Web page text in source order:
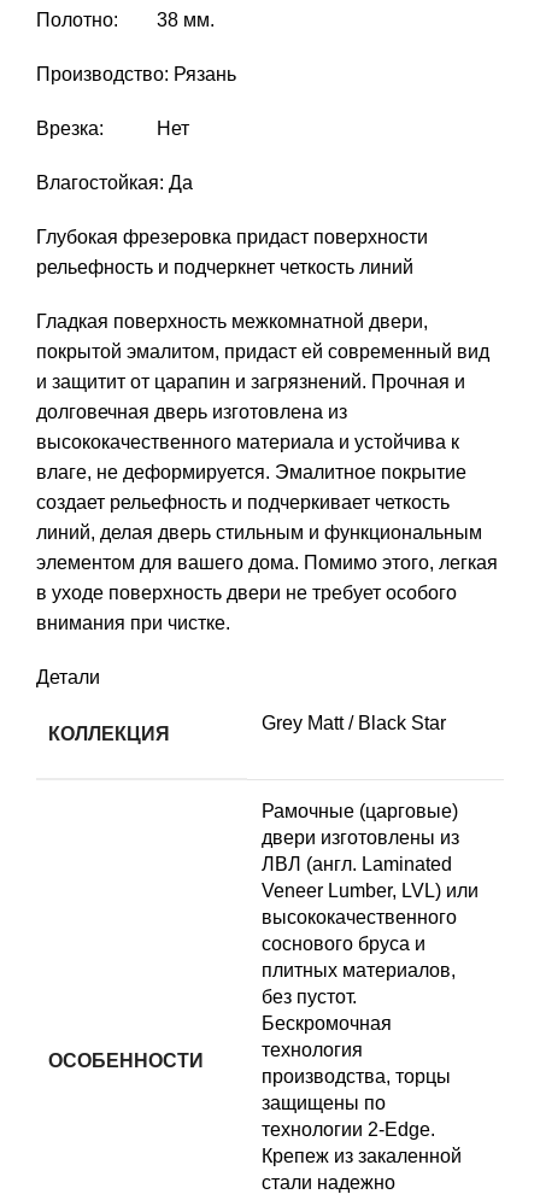
Полотно: 38 мм.
Производство: Рязань
Врезка: Нет
Влагостойкая: Да
Глубокая фрезеровка придаст поверхности
рельефность и подчеркнет четкость линий
Гладкая поверхность межкомнатной двери,
покрытой эмалитом, придаст ей современный вид
и защитит от царапин и загрязнений. Прочная и
долговечная дверь изготовлена из
высококачественного материала и устойчива к
влаге, не деформируется. Эмалитное покрытие
создает рельефность и подчеркивает четкость
линий, делая дверь стильным и функциональным
элементом для вашего дома. Помимо этого, легкая
в уходе поверхность двери не требует особого
внимания при чистке.
Детали
КОЛЛЕКЦИЯ
Grey Matt / Black Star
ОСОБЕННОСТИ
Рамочные (царговые)
двери изготовлены из
ЛВЛ (англ. Laminated
Veneer Lumber, LVL) или
высококачественного
соснового бруса и
плитных материалов,
без пустот.
Бескромочная
технология
производства, торцы
защищены по
технологии 2-Edge.
Крепеж из закаленной
стали надежно